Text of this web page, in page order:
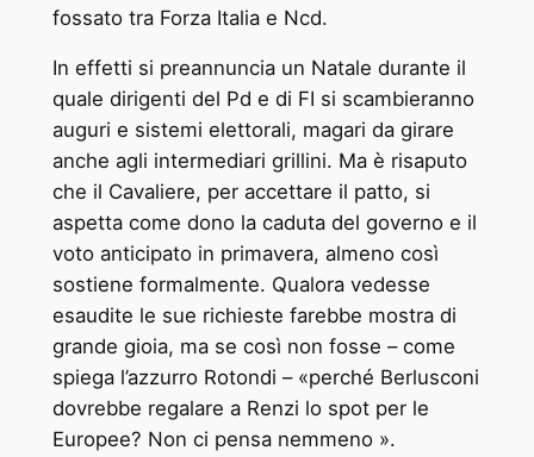
fossato tra Forza Italia e Ncd.
In effetti si preannuncia un Natale durante il
quale dirigenti del Pd e di FI si scambieranno
auguri e sistemi elettorali, magari da girare
anche agli intermediari grillini. Ma è risaputo
che il Cavaliere, per accettare il patto, si
aspetta come dono la caduta del governo e il
voto anticipato in primavera, almeno così
sostiene formalmente. Qualora vedesse
esaudite le sue richieste farebbe mostra di
grande gioia, ma se così non fosse – come
spiega l’azzurro Rotondi – «perché Berlusconi
dovrebbe regalare a Renzi lo spot per le
Europee? Non ci pensa nemmeno ».